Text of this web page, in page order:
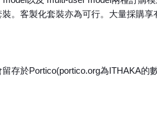
。客製化套裝亦為可行。大量採購
存於Portico(portico.org為ITHAKA的